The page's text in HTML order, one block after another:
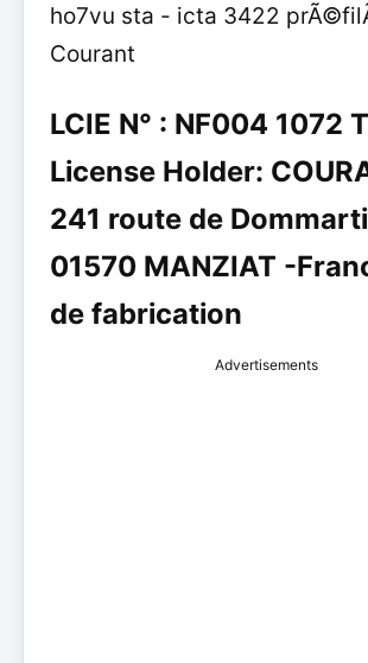
ho7vu sta - icta 3422
Courant
LCIE N° : NF004 1072
License Holder:
241 route de
01570 MANZIAT -
de fabrication
Advertisements